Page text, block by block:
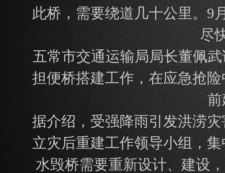
此桥，需要绕道几十公里。9
尽
五常市交通运输局局长董佩
担便桥搭建工作，在应急抢
前
据介绍，受强降雨引发洪涝
立灾后重建工作领导小组，
水毁桥需要重新设计、建设